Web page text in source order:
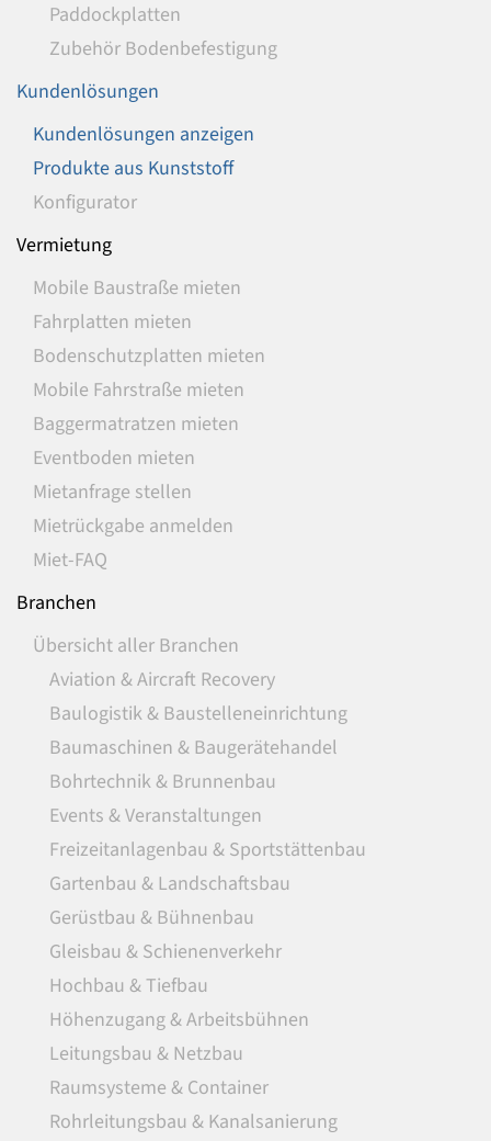
Paddockplatten
Zubehör Bodenbefestigung
Kundenlösungen
Kundenlösungen anzeigen
Produkte aus Kunststoff
Konfigurator
Vermietung
Mobile Baustraße mieten
Fahrplatten mieten
Bodenschutzplatten mieten
Mobile Fahrstraße mieten
Baggermatratzen mieten
Eventboden mieten
Mietanfrage stellen
Mietrückgabe anmelden
Miet-FAQ
Branchen
Übersicht aller Branchen
Aviation & Aircraft Recovery
Baulogistik & Baustelleneinrichtung
Baumaschinen & Baugerätehandel
Bohrtechnik & Brunnenbau
Events & Veranstaltungen
Freizeitanlagenbau & Sportstättenbau
Gartenbau & Landschaftsbau
Gerüstbau & Bühnenbau
Gleisbau & Schienenverkehr
Hochbau & Tiefbau
Höhenzugang & Arbeitsbühnen
Leitungsbau & Netzbau
Raumsysteme & Container
Rohrleitungsbau & Kanalsanierung